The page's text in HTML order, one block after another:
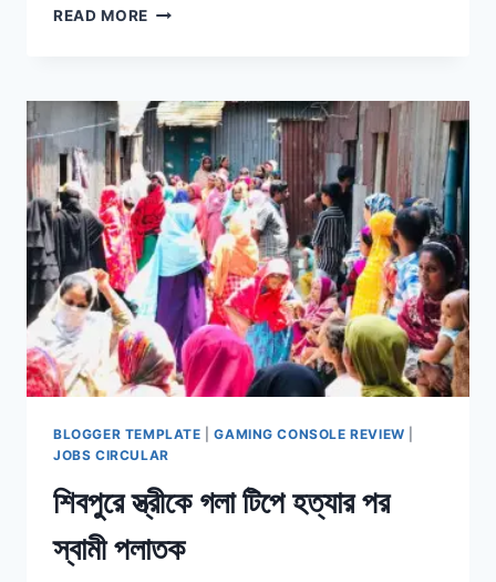
READ MORE চিলাহাটি
তদন্ত
কমিটি
BLOGGER TEMPLATE |GAMING CONSOLE REVIEW
JOBS CIRCULAR
শিবপুরে স্ত্রীকে গলা টিপে হত্যার পর
স্বামী পলাতক